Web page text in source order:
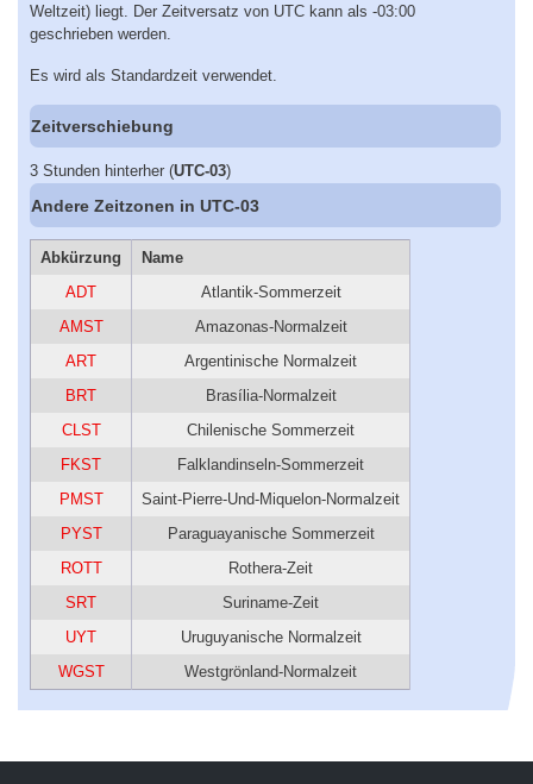
Weltzeit) liegt. Der Zeitversatz von UTC kann als -03:00
geschrieben werden.
Es wird als Standardzeit verwendet.
Zeitverschiebung
3 Stunden hinterher (UTC-03)
Andere Zeitzonen in UTC-03
Abkürzung
Name
ADT
Atlantik-Sommerzeit
AMST
Amazonas-Normalzeit
ART
Argentinische Normalzeit
BRT
Brasília-Normalzeit
CLST
Chilenische Sommerzeit
FKST
Falklandinseln-Sommerzeit
PMST
Saint-Pierre-Und-Miquelon-Normalzeit
PYST
Paraguayanische Sommerzeit
ROTT
Rothera-Zeit
SRT
Suriname-Zeit
UYT
Uruguyanische Normalzeit
WGST
Westgrönland-Normalzeit